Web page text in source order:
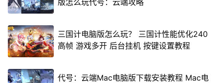
版怎么玩代号：云端攻略
三国计电脑版怎么玩？ 三国计性能优化240
高帧 游戏多开 后台挂机 按键设置教程
代号：云端Mac电脑版下载安装教程 Mac电